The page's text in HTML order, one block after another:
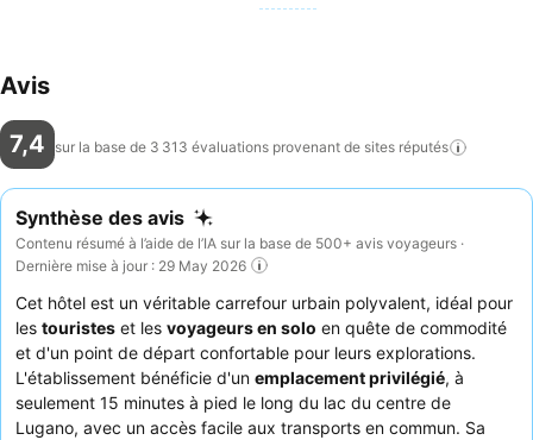
Avis
7,4 sur la base de 3 313 évaluations provenant de sites réputés
Synthèse des avis
Contenu résumé à l’aide de l’IA sur la base de 500+ avis voyageurs ·
Dernière mise à jour : 29 May 2026
Cet hôtel est un véritable carrefour urbain polyvalent, idéal pour
les touristes et les voyageurs en solo en quête de commodité
et d'un point de départ confortable pour leurs explorations.
L'établissement bénéficie d'un emplacement privilégié, à
seulement 15 minutes à pied le long du lac du centre de
Lugano, avec un accès facile aux transports en commun. Sa